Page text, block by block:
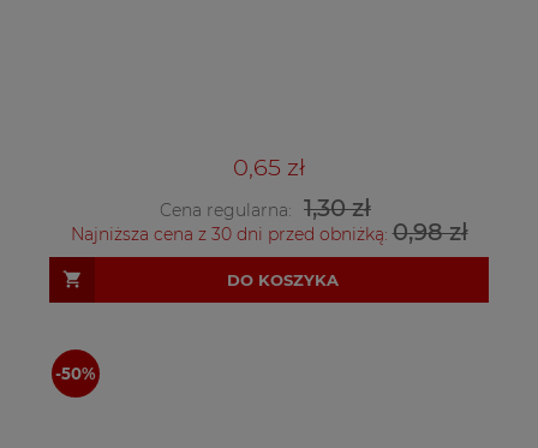
0,65 zł
Cena regularna: 1,30 zł
Najniższa cena z 30 dni przed obniżką:0,98 zł
DO KOSZYKA